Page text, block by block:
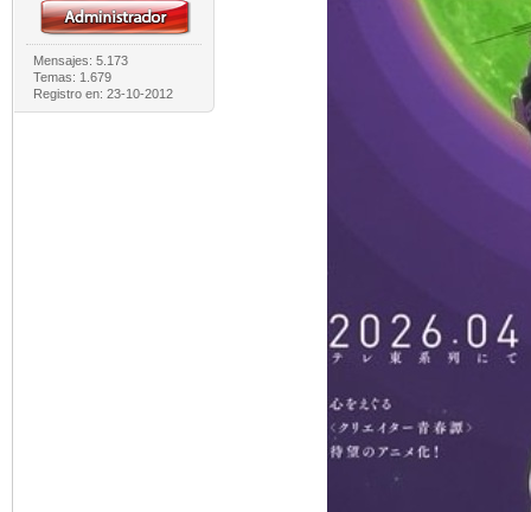
Mensajes: 5.173
Temas: 1.679
Registro en: 23-10-2012